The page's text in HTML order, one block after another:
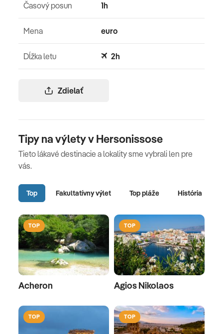
Zdielať
Časový posun 1h
Mena euro
Dĺžka letu 2h
Tipy na výlety v Hersonissose
Tieto lákavé destinacie a lokality sme vybrali len pre
vás.
Top Fakultatívny výlet Top pláže História
TOP
Acheron
TOP
Agios Nikolaos
TOP TOP